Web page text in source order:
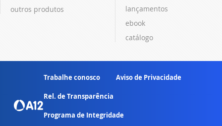
outros produtos
lançamentos
ebook
catálogo
Trabalhe conosco Aviso de Privacidade
Rel. de Transparência
Programa de Integridade